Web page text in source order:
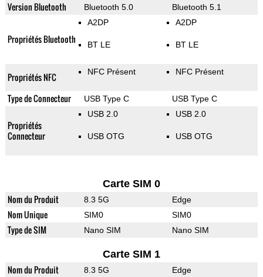
Version Bluetooth Bluetooth 5.0 Bluetooth 5.1
Propriétés Bluetooth
A2DP
BT LE
A2DP
BT LE
Propriétés NFC NFC Présent NFC Présent
Type de Connecteur USB Type C USB Type C
Propriétés
Connecteur
USB 2.0
USB OTG
USB 2.0
USB OTG
Carte SIM 0
Nom du Produit 8.3 5G Edge
Nom Unique SIM0 SIM0
Type de SIM Nano SIM Nano SIM
Carte SIM 1
Nom du Produit 8.3 5G Edge